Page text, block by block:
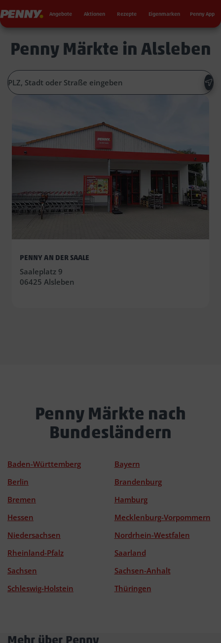
Penny Angebote Aktionen Rezepte Eigenmarken Penny App
Penny Märkte in Alsleben
PENNY AN DER SAALE
Saaleplatz 9
06425 Alsleben
Penny Märkte nach
Bundesländern
Baden-Württemberg
Bayern
Berlin
Brandenburg
Bremen
Hamburg
Hessen
Mecklenburg-Vorpommern
Niedersachsen
Nordrhein-Westfalen
Rheinland-Pfalz
Saarland
Sachsen
Sachsen-Anhalt
Schleswig-Holstein
Thüringen
Mehr über Penny